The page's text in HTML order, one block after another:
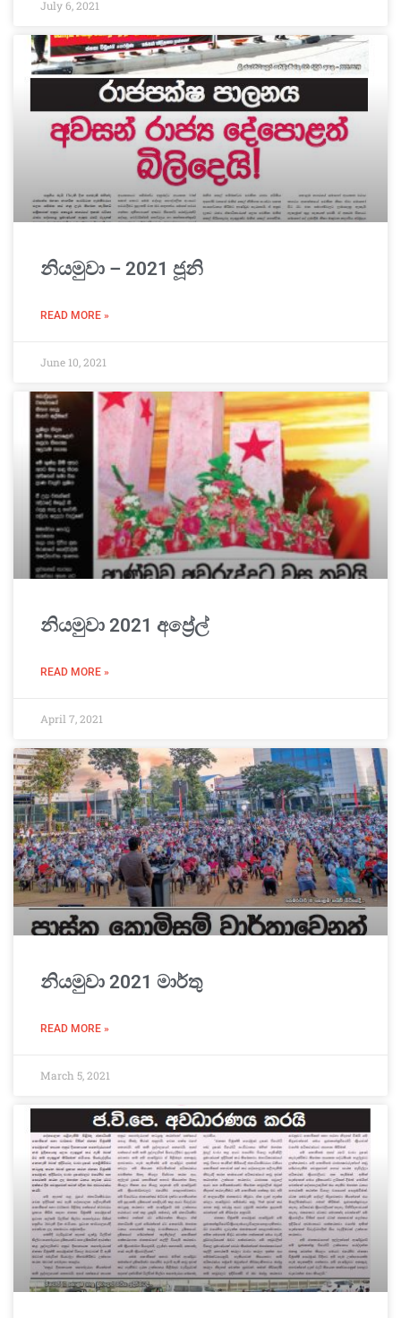
July 6, 2021
නියමුවා – 2021 ජූනි
READ MORE »
June 10, 2021
නියමුවා 2021 අප්‍රේල්
READ MORE »
April 7, 2021
නියමුවා 2021 මාර්තු
READ MORE »
March 5, 2021